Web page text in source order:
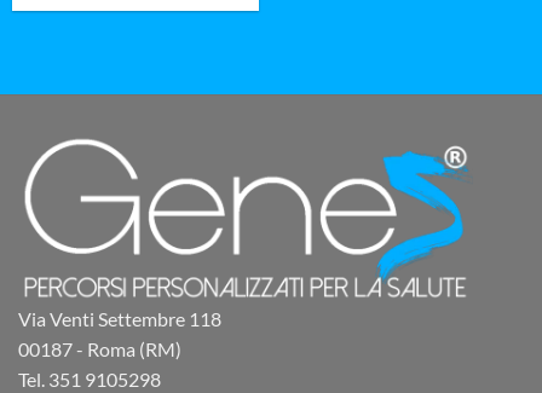
Via Venti Settembre 118
00187 - Roma (RM)
Tel. 351 9105298